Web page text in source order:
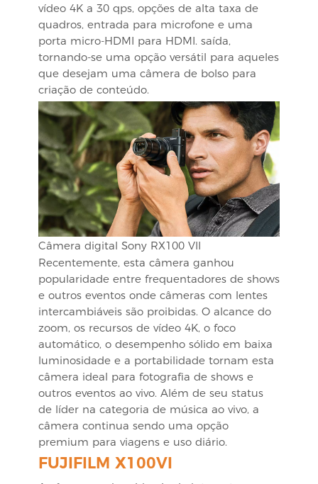
vídeo 4K a 30 qps, opções de alta taxa de
quadros, entrada para microfone e uma
porta micro-HDMI para HDMI. saída,
tornando-se uma opção versátil para aqueles
que desejam uma câmera de bolso para
criação de conteúdo.
Câmera digital Sony RX100 VII
Recentemente, esta câmera ganhou
popularidade entre frequentadores de shows
e outros eventos onde câmeras com lentes
intercambiáveis são proibidas. O alcance do
zoom, os recursos de vídeo 4K, o foco
automático, o desempenho sólido em baixa
luminosidade e a portabilidade tornam esta
câmera ideal para fotografia de shows e
outros eventos ao vivo. Além de seu status
de líder na categoria de música ao vivo, a
câmera continua sendo uma opção
premium para viagens e uso diário.
FUJIFILM X100VI